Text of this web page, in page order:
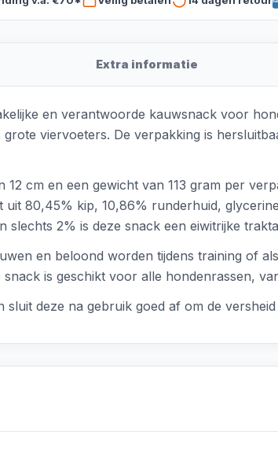
Extra informatie
en verantwoorde kauwsnack voor
viervoeters. De verpakking is
cm en een gewicht van 113 gram per
uit 80,45% kip, 10,86% runderhuid,
2% is deze snack een eiwitrijke
en beloond worden tijdens training of
is geschikt voor alle hondenrassen,
deze na gebruik goed af om de